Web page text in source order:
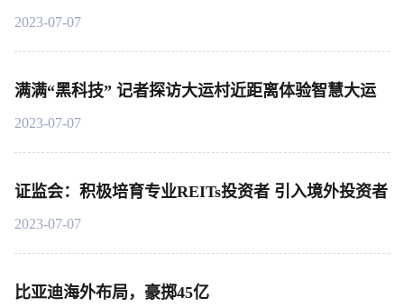
2023-07-07
满满“黑科技” 记者探访大运村近距离体验智慧大运
2023-07-07
证监会：积极培育专业REITs投资者 引入境外投资者
2023-07-07
比亚迪海外布局，豪掷45亿